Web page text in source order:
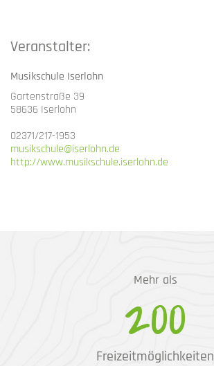
Veranstalter:
Musikschule Iserlohn
Gartenstraße 39
58636 Iserlohn
02371/217-1953
musikschule@iserlohn.de
http://www.musikschule.iserlohn.de
Mehr als
200
Freizeitmöglichkeiten